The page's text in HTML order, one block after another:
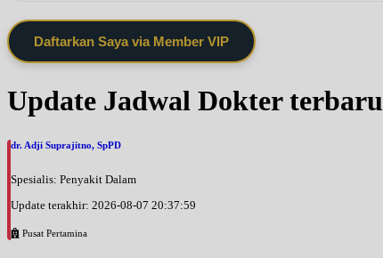
Daftarkan Saya via Member VIP
Update Jadwal Dokter terbaru
dr. Adji Suprajitno, SpPD
Spesialis: Penyakit Dalam
Update terakhir: 2026-08-07 20:37:59
Pusat Pertamina